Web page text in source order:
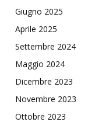
Giugno 2025
Aprile 2025
Settembre 2024
Maggio 2024
Dicembre 2023
Novembre 2023
Ottobre 2023